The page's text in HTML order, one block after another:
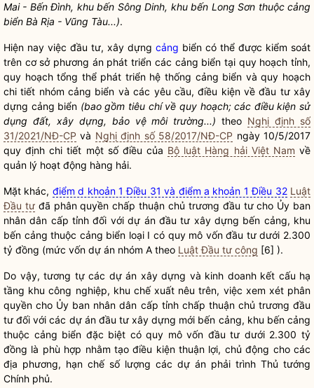
Mai - Bến Đình, khu bến Sông Dinh, khu bến Long Sơn thuộc cảng
biển Bà Rịa - Vũng Tàu...).
Hiện nay việc đầu tư, xây dựng cảng biển có thể được kiểm soát
trên cơ sở phương án phát triển các cảng biển tại quy hoạch tỉnh,
quy hoạch tổng thể phát triển hệ thống cảng biển và quy hoạch
chi tiết nhómcảng biển và các yêu cầu, điều kiện về đầu tư xây
dựng cảng biển (bao gồm tiêu chí về quy hoạch; các điều kiện sử
dụng đất, xây dựng, bảo vệ môi trường...) theo Nghị định số
31/2021/NĐ-CP và Nghị định số 58/2017/NĐ-CP ngày 10/5/2017
quy định chi tiết một số điều của Bộ luật Hàng hải Việt Nam về
quản lý hoạt động hàng hải.
Mặt khác, điểm d khoản 1 Điều 31 và điểm a khoản 1 Điều 32 Luật
Đầu tưđã phânquyền chấp thuận chủ trương đầu tư cho Ủy ban
nhân dân cấp tỉnh đối với dự án đầu tư xây dựng bến cảng, khu
bến cảng thuộc cảng biển loại I có quy mô vốn đầu tư dưới 2.300
tỷ đồng (mức vốn dự án nhóm A theo Luật Đầu tư công [6] ).
Do vậy, tương tự các dự án xây dựng và kinh doanh kết cấu hạ
tầng khu công nghiệp, khu chế xuất nêu trên, việc xem xét phân
quyền cho Ủy ban nhân dân cấp tỉnh chấp thuậnchủ trương đầu
tư đối với các dự án đầu tư xây dựng mới bến cảng, khu bếncảng
thuộc cảng biển đặc biệt có quy mô vốn đầu tư dưới 2.300 tỷ
đồng là phù hợp nhằm tạo điều kiện thuận lợi, chủ động cho các
địa phương, hạn chế số lượng các dự án phải trình Thủ tướng
Chính phủ.